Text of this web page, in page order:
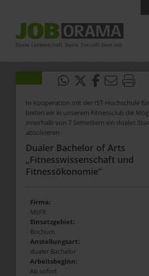
In Kooperation mit der IST-Hochschule
bieten wir in unserem Fitnessclub die
innerhalb von 7 Semestern ein duales
absolvieren.
Dualer Bachelor of Arts
„Fitnesswissenschaft und
Fitnessökonomie“
Firma:
McFit
Einsatzgebiet:
Bochum
Anstellungsart:
dualer Bachelor
Arbeitsbeginn:
Ab sofort